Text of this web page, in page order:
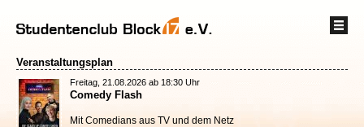
Veranstaltungsplan
Freitag, 21.08.2026 ab 18:30 Uhr
Comedy Flash
Mit Comedians aus TV und dem Netz